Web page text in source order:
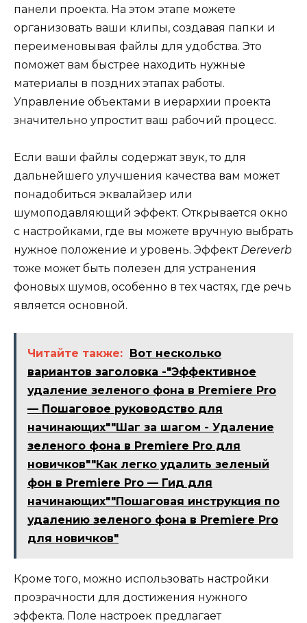
панели проекта. На этом этапе можете
организовать ваши клипы, создавая папки и
переименовывая файлы для удобства. Это
поможет вам быстрее находить нужные
материалы в поздних этапах работы.
Управление объектами в иерархии проекта
значительно упростит ваш рабочий процесс.
Если ваши файлы содержат звук, то для
дальнейшего улучшения качества вам может
понадобиться эквалайзер или
шумоподавляющий эффект. Открывается окно
с настройками, где вы можете вручную выбрать
нужное положение и уровень. Эффект Dereverb
тоже может быть полезен для устранения
фоновых шумов, особенно в тех частях, где речь
является основной.
Читайте также: Вот несколько
вариантов заголовка -"Эффективное
удаление зеленого фона в Premiere Pro
— Пошаговое руководство для
начинающих""Шаг за шагом - Удаление
зеленого фона в Premiere Pro для
новичков""Как легко удалить зеленый
фон в Premiere Pro — Гид для
начинающих""Пошаговая инструкция по
удалению зеленого фона в Premiere Pro
для новичков"
Кроме того, можно использовать настройки
прозрачности для достижения нужного
эффекта. Поле настроек предлагает